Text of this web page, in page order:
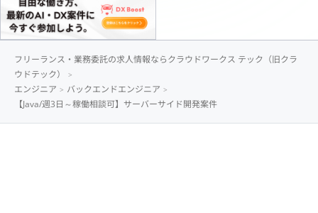
フリーランス・業務委託の求人情報ならクラウドワークス テック（旧クラ
ウドテック）
エンジニア
バックエンドエンジニア
【Java/週3日～稼働相談可】サーバーサイド開発案件